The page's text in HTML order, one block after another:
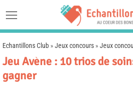
Echantillons Club »Jeux concours »Jeux
Jeu Avène : 10 trios de
gagner